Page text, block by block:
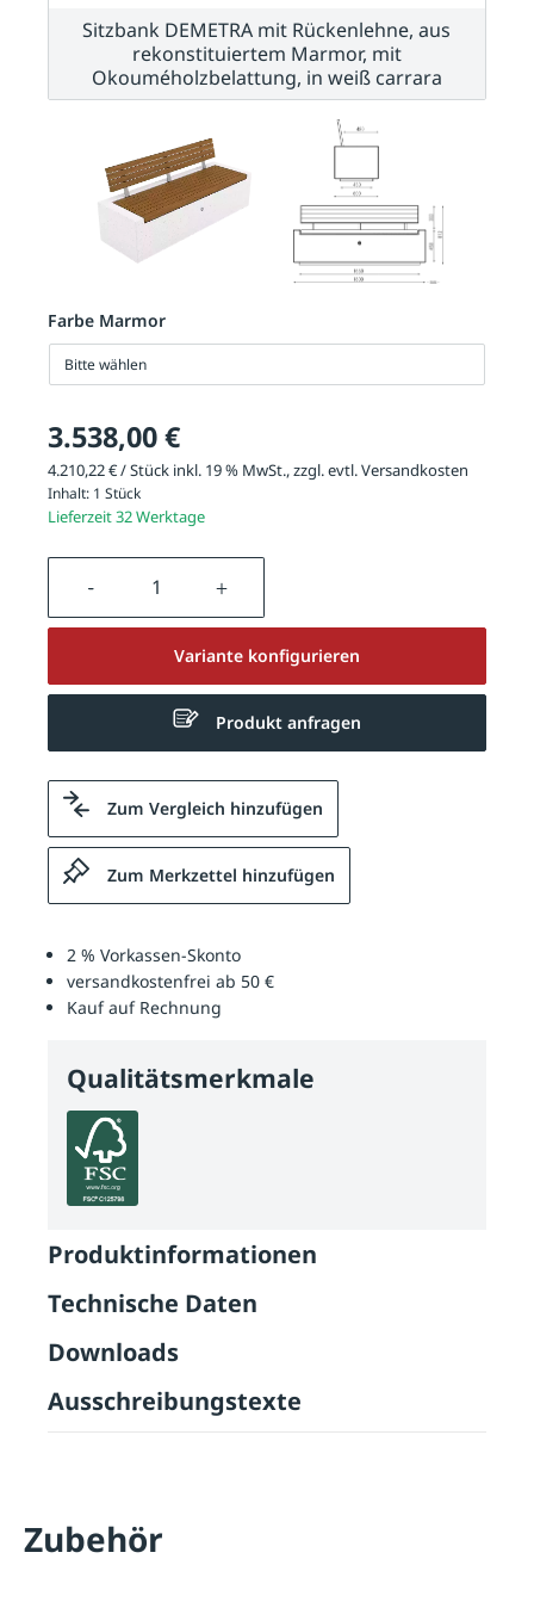
Farbe Marmor
Bitte wählen
3.538,00 €
4.210,22 € / Stück inkl. 19 % MwSt., zzgl. evtl.Versandkosten
Inhalt: 1 Stück
Lieferzeit 32 Werktage
Produkt Anzahl: Gib den
Variante konfigurieren
Produkt anfragen
Zum Vergleich hinzufügen
Zum Merkzettel hinzufügen
2 % Vorkassen-Skonto
versandkostenfrei ab 50 €
Kauf auf Rechnung
Qualitätsmerkmale
Produktinformationen
Technische Daten
Downloads
Ausschreibungstexte
Sitzbank DEMETRA mit Rückenlehne, aus
rekonstituiertem Marmor, mit
Okouméholzbelattung, in weiß carrara
Zubehör